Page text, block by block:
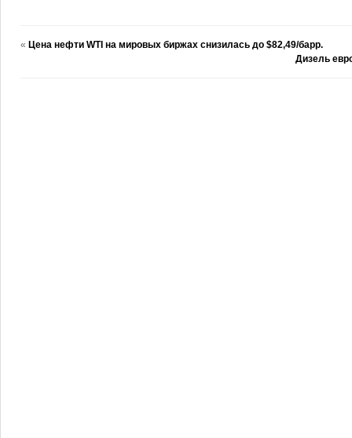
« Цена нефти WTI на мировых биржах снизилась до $82,49/барр.
Дизель